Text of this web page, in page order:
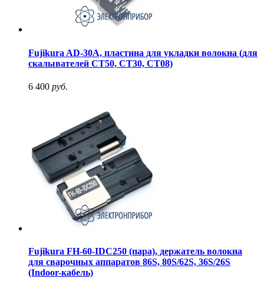
Fujikura AD-30A, пластина для укладки волокна (для
скалывателей CT50, CT30, CT08)
6 400 руб.
Fujikura FH-60-IDC250 (пара), держатель волокна
для сварочных аппаратов 86S, 80S/62S, 36S/26S
(Indoor-кабель)